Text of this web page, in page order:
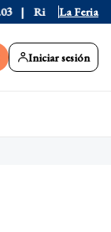
Riesgo País 408
La Feria
Iniciar sesión